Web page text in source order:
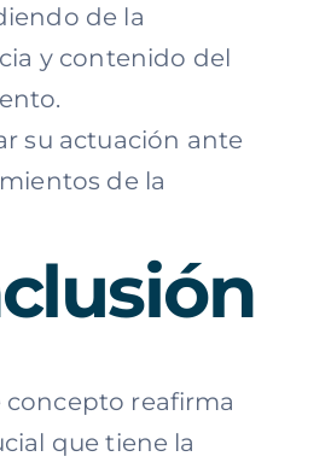
de la
y contenido del
su actuación ante
de la
concepto reafirma
que tiene la